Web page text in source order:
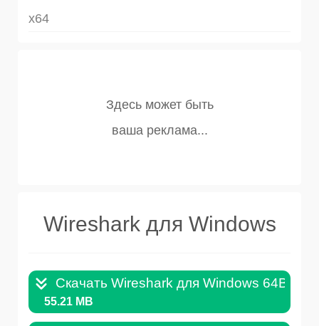
x64
Wireshark для Windows
Скачать Wireshark для Windows 64Bit
55.21 MB